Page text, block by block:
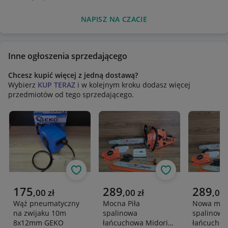
NAPISZ NA CZACIE
Inne ogłoszenia sprzedającego
Chcesz kupić więcej z jedną dostawą?
Wybierz KUP TERAZ i w kolejnym kroku dodasz więcej
przedmiotów od tego sprzedającego.
Aktualna cena
175,00 zł
Wąż pneumatyczny
na zwijaku 10m
8x12mm GEKO
Obserwuj
Aktualna cena
289,00 zł
Mocna Piła
spalinowa
łańcuchowa Midori
Obserwuj
Aktualna
289,00
Nowa
spalinowa